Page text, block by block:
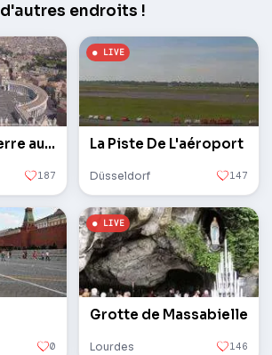
d'autres endroits !
Place Saint-Pierre au Vatican
187
La Piste De L'aéroport
Düsseldorf 147
0
Grotte de Massabielle
Lourdes 146